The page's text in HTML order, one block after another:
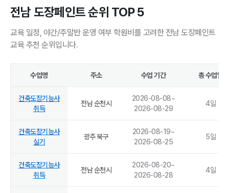
전남 도장페인트 순위 TOP 5
교육 일정, 야간/주말반 운영 여부 학원비를 고려한 전남 도장페인트
교육 추천 순위입니다.
수업명 주소 수업 기간 총 수업일
건축도장기능사
취득
전남 순천시
2026-08-08~
2026-08-29
4일
건축도장기능사
실기
광주 북구
2026-08-19~
2026-08-25
5일
건축도장기능사
취득
전남 순천시
2026-08-20~
2026-08-28
4일